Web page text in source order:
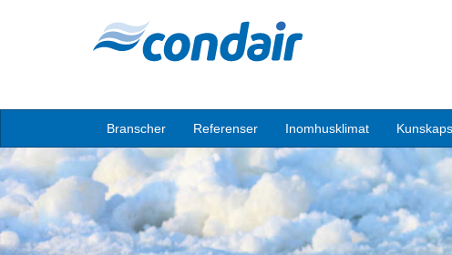
Branscher Referenser Inomhusklimat